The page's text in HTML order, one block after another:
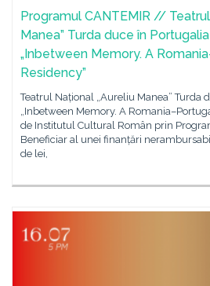
Programul CANTEMIR //
Manea” Turda duce în
„Inbetween Memory. A
Residency”
Teatrul Național „Aureliu Manea” Turda
„Inbetween Memory. A
de Institutul Cultural Român prin
Beneficiar al unei finanțări
de lei,